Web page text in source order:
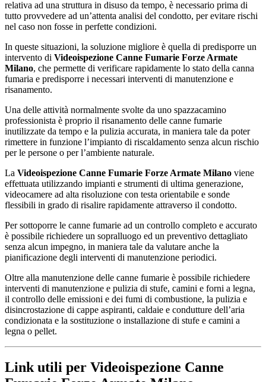
relativa ad una struttura in disuso da tempo, è necessario prima di
tutto provvedere ad un’attenta analisi del condotto, per evitare rischi
nel caso non fosse in perfette condizioni.
In queste situazioni, la soluzione migliore è quella di predisporre un
intervento di Videoispezione Canne Fumarie Forze Armate
Milano, che permette di verificare rapidamente lo stato della canna
fumaria e predisporre i necessari interventi di manutenzione e
risanamento.
Una delle attività normalmente svolte da uno spazzacamino
professionista è proprio il risanamento delle canne fumarie
inutilizzate da tempo e la pulizia accurata, in maniera tale da poter
rimettere in funzione l’impianto di riscaldamento senza alcun rischio
per le persone o per l’ambiente naturale.
La Videoispezione Canne Fumarie Forze Armate Milano viene
effettuata utilizzando impianti e strumenti di ultima generazione,
videocamere ad alta risoluzione con testa orientabile e sonde
flessibili in grado di risalire rapidamente attraverso il condotto.
Per sottoporre le canne fumarie ad un controllo completo e accurato
è possibile richiedere un sopralluogo ed un preventivo dettagliato
senza alcun impegno, in maniera tale da valutare anche la
pianificazione degli interventi di manutenzione periodici.
Oltre alla manutenzione delle canne fumarie è possibile richiedere
interventi di manutenzione e pulizia di stufe, camini e forni a legna,
il controllo delle emissioni e dei fumi di combustione, la pulizia e
disincrostazione di cappe aspiranti, caldaie e condutture dell’aria
condizionata e la sostituzione o installazione di stufe e camini a
legna o pellet.
Link utili per Videoispezione Canne